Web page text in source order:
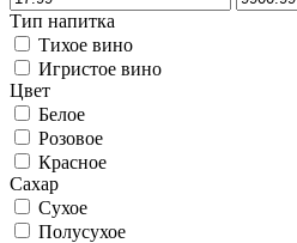
Тип напитка
Тихое вино
Игристое вино
Цвет
Белое
Розовое
Красное
Сахар
Сухое
Полусухое